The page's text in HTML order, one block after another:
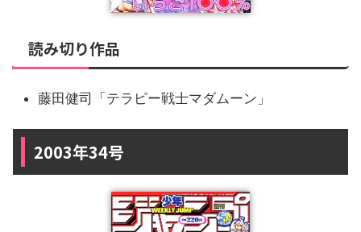
読み切り作品
藤田健司「テラピー戦士マダムーン」
2003年34号